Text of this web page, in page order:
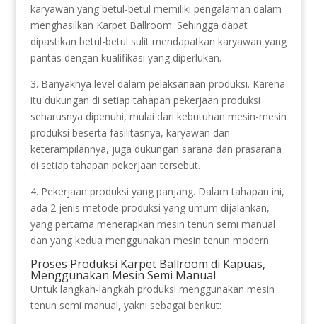
karyawan yang betul-betul memiliki pengalaman dalam
menghasilkan Karpet Ballroom. Sehingga dapat
dipastikan betul-betul sulit mendapatkan karyawan yang
pantas dengan kualifikasi yang diperlukan.
3. Banyaknya level dalam pelaksanaan produksi. Karena
itu dukungan di setiap tahapan pekerjaan produksi
seharusnya dipenuhi, mulai dari kebutuhan mesin-mesin
produksi beserta fasilitasnya, karyawan dan
keterampilannya, juga dukungan sarana dan prasarana
di setiap tahapan pekerjaan tersebut.
4. Pekerjaan produksi yang panjang. Dalam tahapan ini,
ada 2 jenis metode produksi yang umum dijalankan,
yang pertama menerapkan mesin tenun semi manual
dan yang kedua menggunakan mesin tenun modern.
Proses Produksi Karpet Ballroom di Kapuas,
Menggunakan Mesin Semi Manual
Untuk langkah-langkah produksi menggunakan mesin
tenun semi manual, yakni sebagai berikut: